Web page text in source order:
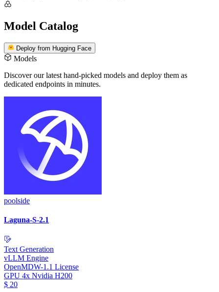
Model Catalog
Deploy from Hugging Face
Models
Discover our latest hand-picked models and deploy them as
dedicated endpoints in minutes.
poolside
Laguna-S-2.1
Text Generation
vLLM Engine
OpenMDW-1.1 License
GPU 4x Nvidia H200
$ 20